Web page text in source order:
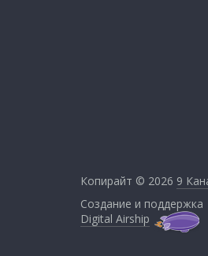
Копирайт © 2026 9
Создание и поддержка
Digital Airship